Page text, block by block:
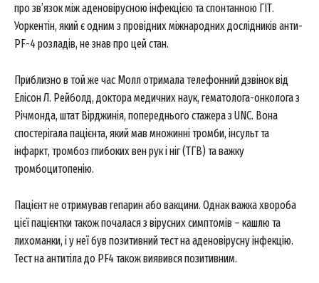
News Week
Magazine PRO
про зв’язок між аденовірусною інфекцією та спонтанною ГІТ.
Уоркентін, який є одним з провідних міжнародних дослідників анти-
PF-4 розладів, не знав про цей стан.
Приблизно в той же час Молл отримала телефонний дзвінок від
Елісон Л. Рейболд, доктора медичних наук, гематолога-онколога з
Річмонда, штат Вірджинія, попереднього стажера з UNC. Вона
спостерігала пацієнта, який мав множинні тромби, інсульт та
інфаркт, тромбоз глибоких вен рук і ніг (ТГВ) та важку
тромбоцитопенію.
Пацієнт не отримував гепарин або вакцини. Однак важка хвороба
цієї пацієнтки також почалася з вірусних симптомів – кашлю та
лихоманки, і у неї був позитивний тест на аденовірусну інфекцію.
Тест на антитіла до PF4 також виявився позитивним.